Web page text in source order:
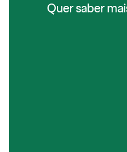
Quer saber